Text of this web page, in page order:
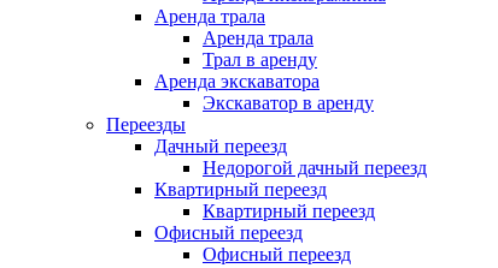
Аренда трала
Аренда трала
Трал в аренду
Аренда экскаватора
Экскаватор в аренду
Переезды
Дачный переезд
Недорогой дачный переезд
Квартирный переезд
Квартирный переезд
Офисный переезд
Офисный переезд